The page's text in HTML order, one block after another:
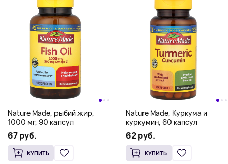
Nature Made, рыбий жир,
1000 мг, 90 капсул
67 руб.
КУПИТЬ
Nature Made, Куркума и
куркумин, 60 капсул
62 руб.
КУПИТЬ